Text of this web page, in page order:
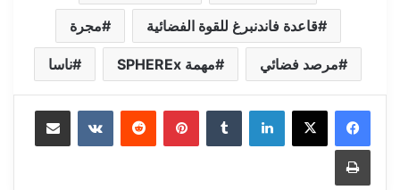
قاعدة فاندنبرغ للقوة الفضائية مجرة
مرصد فضائي مهمة SPHEREx ناسا
LinkedIn
Tumblr
Pinterest
Reddit
VKontakte
Share via Email
Print